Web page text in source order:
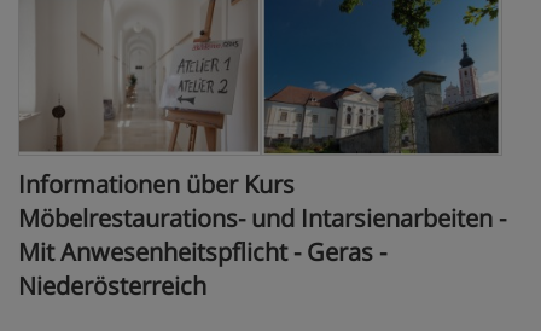
Informationen über Kurs
Möbelrestaurations- und Intarsienarbeiten -
Mit Anwesenheitspflicht - Geras -
Niederösterreich